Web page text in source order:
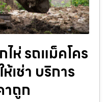
ไห่ รถแม็คโคร
เช่า บริการ
าถูก